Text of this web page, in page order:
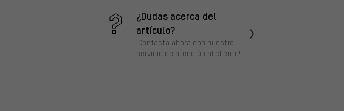
¿Dudas acerca del
artículo?
¡Contacta ahora con nuestro
servicio de atención al cliente!